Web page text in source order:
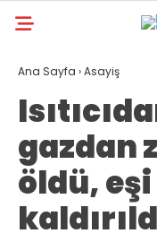
GALERİ
ANA SAYFA
KAHRAMANMARAŞ
GÜNDEM
Ana Sayfa ›Asayiş
gazdan
öldü,